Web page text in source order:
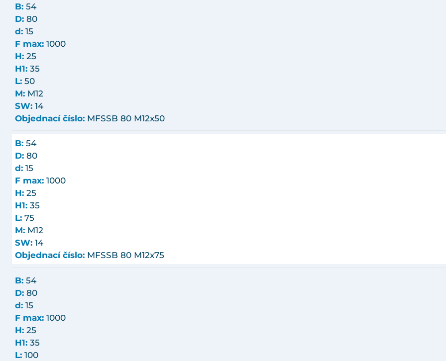
B: 54
D: 80
d: 15
F max: 1000
H: 25
H1: 35
L: 50
M: M12
SW: 14
Objednací číslo: MFSSB 80 M12x50
B: 54
D: 80
d: 15
F max: 1000
H: 25
H1: 35
L: 75
M: M12
SW: 14
Objednací číslo: MFSSB 80 M12x75
B: 54
D: 80
d: 15
F max: 1000
H: 25
H1: 35
L: 100